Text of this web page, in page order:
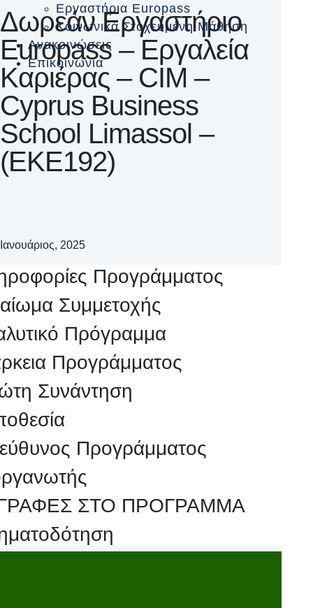
Εργαστήρια Europass
Κοινωνικά Στοχευμένη Μάθηση
Ανακοινώσεις
Επικοινωνία
Δωρεάν Εργαστήριο
Europass – Εργαλεία
Καριέρας – CIM –
Cyprus Business
School Limassol –
(EKE192)
Ιανουάριος, 2025
Προγράμματος
Συμμετοχής
Πρόγραμμα
Προγράμματος
Συνάντηση
Προγράμματος
ΣΤΟ ΠΡΟΓΡΑΜΜΑ